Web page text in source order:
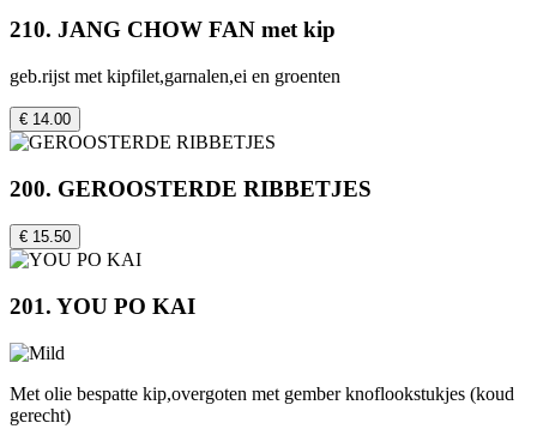
210. JANG CHOW FAN met kip
geb.rijst met kipfilet,garnalen,ei en groenten
€ 14.00
200. GEROOSTERDE RIBBETJES
€ 15.50
201. YOU PO KAI
Met olie bespatte kip,overgoten met gember knoflookstukjes (koud
gerecht)